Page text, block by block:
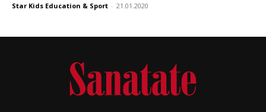
Star Kids Education & Sport - 21.01.2020